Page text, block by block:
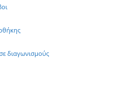
διαγωνισμούς